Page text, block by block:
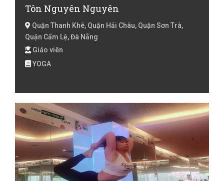
Tôn Nguyên Nguyên
Quận Thanh Khê, Quận Hải Châu, Quận Sơn Trà,
Quận Cẩm Lệ, Đà Nẵng
Giáo viên
YOGA